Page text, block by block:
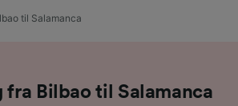
til Salamanca
fra Bilbao til Salamanca